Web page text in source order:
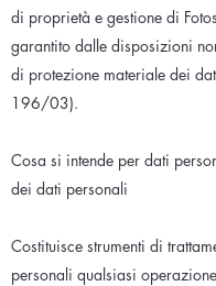
di proprietà e gestione di
garantito dalle disposizioni
di protezione materiale dei
196/03).
Cosa si intende per dati
dei dati personali
Costituisce strumenti di
personali qualsiasi